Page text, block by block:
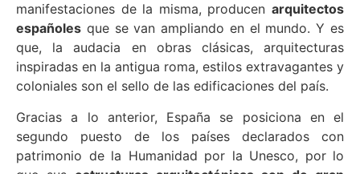
manifestaciones de la misma, producen arquitectos
españoles que se van ampliando en el mundo. Y es
que, la audacia en obras clásicas, arquitecturas
inspiradas en la antigua roma, estilos extravagantes y
coloniales son el sello de las edificaciones del país.
Gracias a lo anterior, España se posiciona en el
segundo puesto de los países declarados con
patrimonio de la Humanidad por la Unesco, por lo